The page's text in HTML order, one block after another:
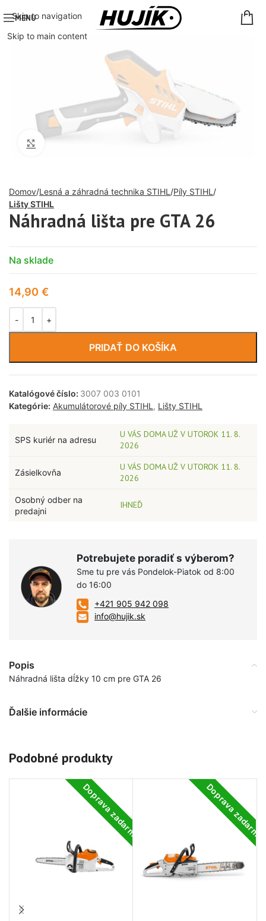
Skip to navigation
Skip to main content
MENU
Click to enlarge
Domov Lesná a záhradná technika STIHL
Píly STIHL
Lišty STIHL
Náhradná lišta pre GTA 26
Na sklade
14,90 €
PRIDAŤ DO KOŠÍKA
Katalógové číslo: 3007 003 0101
Kategórie: Akumulátorové píly STIHL , Lišty STIHL
SPS kuriér na adresu
U VÁS DOMA UŽ V UTOROK 11. 8.
2026
Zásielkovňa
U VÁS DOMA UŽ V UTOROK 11. 8.
2026
Osobný odber na
predajni
IHNEĎ
Potrebujete poradiť s výberom?
Sme tu pre vás Pondelok-Piatok od 8:00
do 16:00
+421 905 942 098
info@hujik.sk
Popis
Náhradná lišta dĺžky 10 cm pre GTA 26
Ďalšie informácie
Podobné produkty
Doprava zadarmo Doprava zadarmo